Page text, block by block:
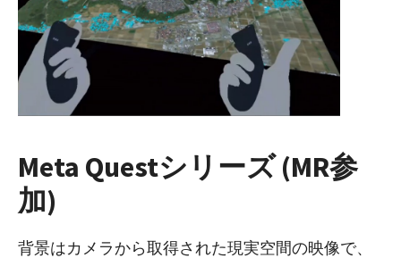
Meta Questシリーズ (MR参
加)
背景はカメラから取得された現実空間の映像で、